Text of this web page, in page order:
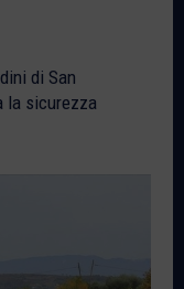
di San
la sicurezza